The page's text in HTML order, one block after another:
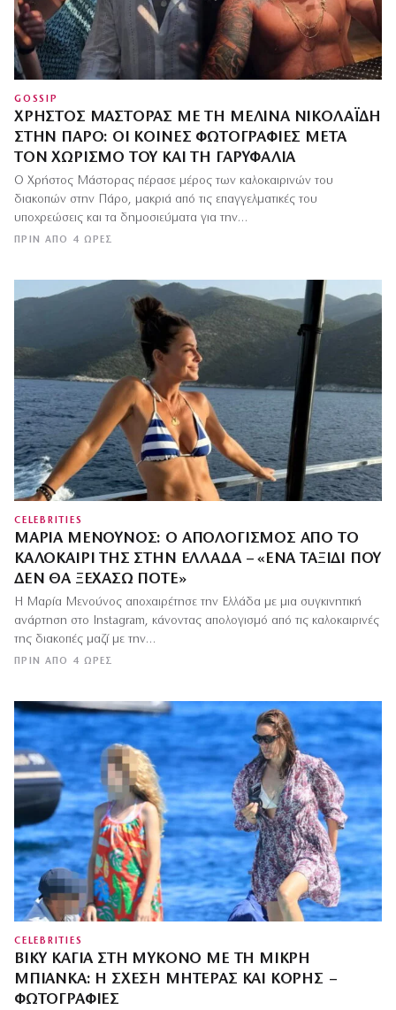
GOSSIP
ΧΡΉΣΤΟΣ ΜΆΣΤΟΡΑΣ ΜΕ ΤΗ ΜΕΛΊΝΑ ΝΙΚΟΛΑΪΔΗ
ΣΤΗΝ ΠΆΡΟ: ΟΙ ΚΟΙΝΈΣ ΦΩΤΟΓΡΑΦΊΕΣ ΜΕΤΆ
ΤΟΝ ΧΩΡΙΣΜΌ ΤΟΥ ΚΑΙ ΤΗ ΓΑΡΥΦΑΛΙΆ
ΠΡΙΝ ΑΠΌ 4 ΏΡΕΣ
Ο Χρήστος Μάστορας πέρασε μέρος των καλοκαιρινών του
διακοπών στην Πάρο, μακριά από τις επαγγελματικές του
υποχρεώσεις και τα δημοσιεύματα για την…
CELEBRITIES
ΜΑΡΊΑ ΜΕΝΟΎΝΟΣ: Ο ΑΠΟΛΟΓΙΣΜΌΣ ΑΠΌ ΤΟ
ΚΑΛΟΚΑΊΡΙ ΤΗΣ ΣΤΗΝ ΕΛΛΆΔΑ – «ΈΝΑ ΤΑΞΊΔΙ ΠΟΥ
ΔΕΝ ΘΑ ΞΕΧΆΣΩ ΠΟΤΈ»
ΠΡΙΝ ΑΠΌ 4 ΏΡΕΣ
Η Μαρία Μενούνος αποχαιρέτησε την Ελλάδα με μια συγκινητική
ανάρτηση στο Instagram, κάνοντας απολογισμό από τις καλοκαιρινές
της διακοπές μαζί με την…
CELEBRITIES
ΒΊΚΥ ΚΑΓΙΆ ΣΤΗ ΜΎΚΟΝΟ ΜΕ ΤΗ ΜΙΚΡΉ
ΜΠΙΆΝΚΑ: Η ΣΧΈΣΗ ΜΗΤΈΡΑΣ ΚΑΙ ΚΌΡΗΣ –
ΦΩΤΟΓΡΑΦΊΕΣ